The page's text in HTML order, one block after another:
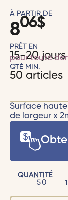
À PARTIR DE
806$
PRÊT EN
15-20
pour toute
QTÉ MIN.
50 articles
Surface
de largeur x
QUANTITÉ
50